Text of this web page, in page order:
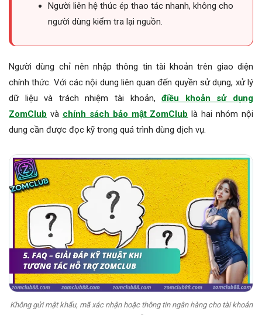
Người liên hệ thúc ép thao tác nhanh, không cho
người dùng kiểm tra lại nguồn.
Người dùng chỉ nên nhập thông tin tài khoản trên giao diện
chính thức. Với các nội dung liên quan đến quyền sử dụng, xử lý
dữ liệu và trách nhiệm tài khoản,điều khoản sử dụng
ZomClub và chính sách bảo mật ZomClub là hai nhóm nội
dung cần được đọc kỹ trong quá trình dùng dịch vụ.
Không gửi mật khẩu, mã xác nhận hoặc thông tin ngân hàng cho tài khoản